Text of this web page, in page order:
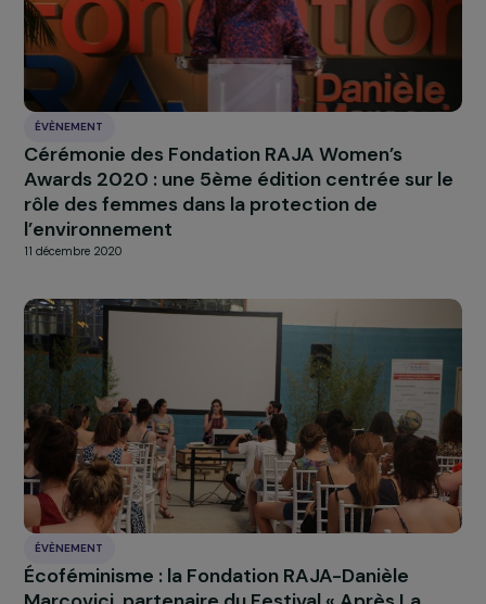
Retour sur la Cérémonie des 15 ans de la
Fondation RAJA-Danièle Marcovici
18 novembre 2021
ÉVÈNEMENT
2006-2021 : les 15 ans de la Fondation
22 octobre 2021